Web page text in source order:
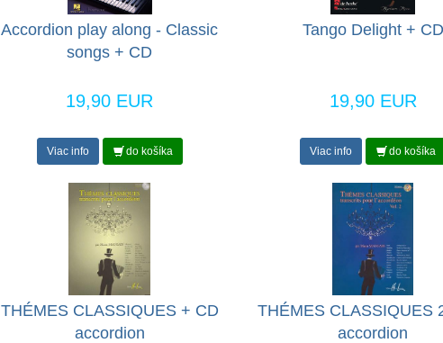
Accordion play along - Classic
songs + CD
19,90 EUR
Viac info do košíka
Tango Delight + CD
19,90 EUR
Viac info do košíka
THÉMES CLASSIQUES + CD
accordion
THÉMES CLASSIQUES
accordion